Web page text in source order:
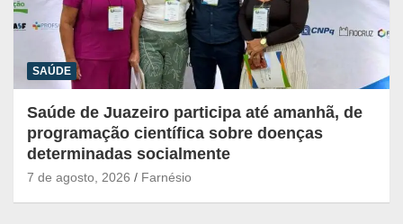
SAÚDE
Saúde de Juazeiro participa até amanhã, de
programação científica sobre doenças
determinadas socialmente
7 de agosto, 2026 Farnésio